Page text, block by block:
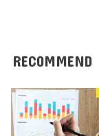
RECOMMEND